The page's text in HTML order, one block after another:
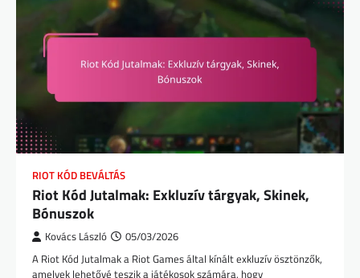
RIOT KÓD BEVÁLTÁS
Riot Kód Jutalmak: Exkluzív tárgyak, Skinek,
Bónuszok
Kovács László 05/03/2026
A Riot Kód Jutalmak a Riot Games által kínált exkluzív ösztönzők,
amelyek lehetővé teszik a játékosok számára, hogy